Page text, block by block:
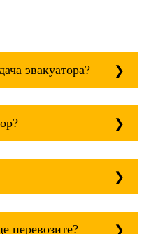
эвакуатора?
рядом!
но
перевозите?